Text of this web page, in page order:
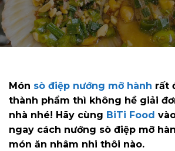
Món sò điệp nướng mỡ hành rất
thành phẩm thì không hề giải
nhà nhé! Hãy cùng BiTi Food
ngay cách nướng sò điệp mỡ
món ăn nhâm nhi thôi nào.